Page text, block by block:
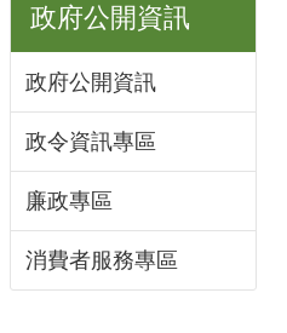
政府公開資訊
政府公開資訊
政令資訊專區
廉政專區
消費者服務專區